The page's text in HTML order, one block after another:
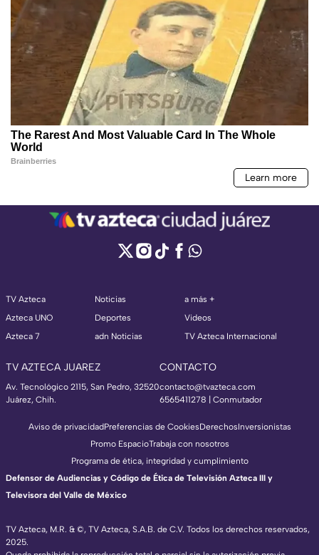
TV Azteca
Azteca UNO
Azteca 7
Noticias
Deportes
adn Noticias
a más +
Videos
TV Azteca Internacional
TV AZTECA JUAREZ
Av. Tecnológico 2115, San Pedro, 32520
Juárez, Chih.
CONTACTO
contacto@tvazteca.com
6565411278 | Conmutador
TV Azteca, M.R. & ©, TV Azteca, S.A.B. de C.V. Todos los derechos reservados,
2025.
Aviso de privacidadPreferencias de CookiesDerechosInversionistas
Promo EspacioTrabaja con nosotros
Programa de ética, integridad y cumplimiento
Defensor de Audiencias y Código de Ética de Televisión Azteca III y
Televisora del Valle de México